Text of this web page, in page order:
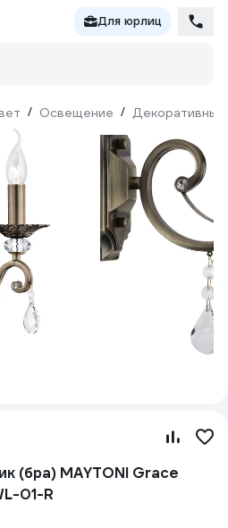
Для юрлиц
/ Освещение / Декоративный
(бра) MAYTONI Grace
01-R